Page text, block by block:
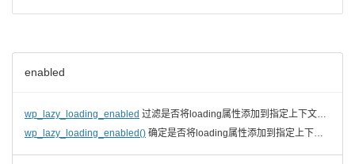
enabled
wp_lazy_loading_enabled 过滤是否将loading属性添加到指定上下文中的指定tag
wp_lazy_loading_enabled() 确定是否将loading属性添加到指定上下文中的指定标签